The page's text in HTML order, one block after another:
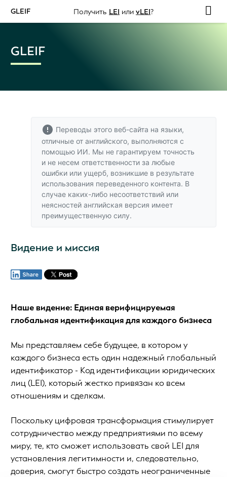
GLEIF Получить LEI или vLEI?
GLEIF
Переводы этого веб-сайта на языки,
отличные от английского, выполняются с
помощью ИИ. Мы не гарантируем точность
и не несем ответственности за любые
ошибки или ущерб, возникшие в результате
использования переведенного контента. В
случае каких-либо несоответствий или
неясностей английская версия имеет
преимущественную силу.
Видение и миссия
Наше видение: Единая верифицируемая
глобальная идентификация для каждого бизнеса
Мы представляем себе будущее, в котором у
каждого бизнеса есть один надежный глобальный
идентификатор - Код идентификации юридических
лиц (LEI), который жестко привязан ко всем
отношениям и сделкам.
Поскольку цифровая трансформация стимулирует
сотрудничество между предприятиями по всему
миру, те, кто сможет использовать свой LEI для
установления легитимности и, следовательно,
доверия, смогут быстро создать неограниченные